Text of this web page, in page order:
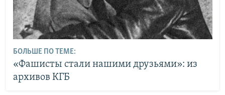
БОЛЬШЕ ПО ТЕМЕ:
«Фашисты стали нашими друзьями»: из
архивов КГБ